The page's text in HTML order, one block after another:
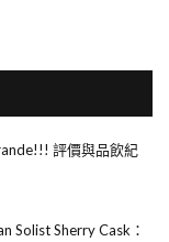
評價與品飲紀
Solist Sherry Cask：